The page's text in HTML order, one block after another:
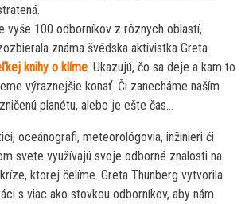
vyše 100 odborníkov z rôznych oblastí,
známa švédska aktivistka Greta
knihy o klíme. Ukazujú, čo sa deje a kam to
výraznejšie konať. Či zanecháme naším
planétu, alebo je ešte čas…
oceánografi, meteorológovia, inžinieri či
svete využívajú svoje odborné znalosti na
ktorej čelíme. Greta Thunberg vytvorila
s viac ako stovkou odborníkov, aby nám